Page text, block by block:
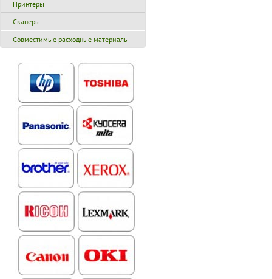
Принтеры
Сканеры
Совместимые расходные материалы